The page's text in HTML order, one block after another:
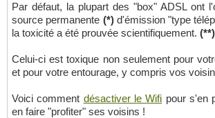
Par défaut, la plupart des "box" ADSL ont
source permanente (*)d'émission "type
la toxicité a été prouvée scientifiquement. (**)
Celui-ci est toxique non seulement pour
et pour votre entourage, y compris vos
Voici comment désactiver le Wifi pour s'en
en faire "profiter" ses voisins !